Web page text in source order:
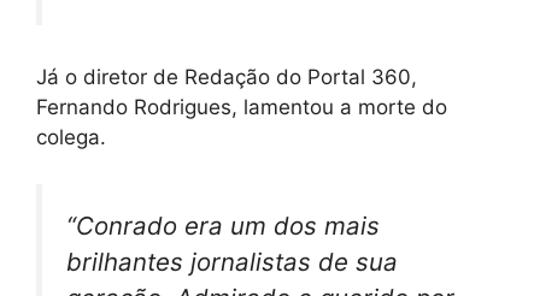
Já o diretor de Redação do Portal 360,
Fernando Rodrigues, lamentou a morte do
colega.
“Conrado era um dos mais
brilhantes jornalistas de sua